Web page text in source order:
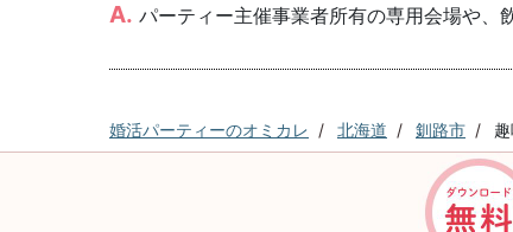
パーティー主催事業者所有の専用会場や、
婚活パーティーのオミカレ 北海道 釧路市